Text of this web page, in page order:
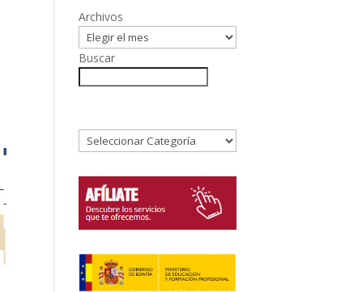
Archivos
Buscar